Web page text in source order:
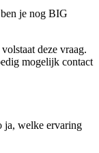
je nog BIG
deze vraag.
mogelijk contact
ja, welke ervaring